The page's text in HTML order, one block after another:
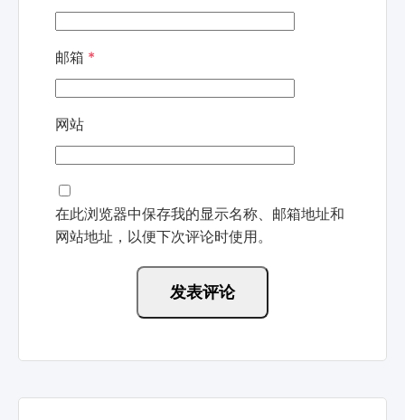
邮箱 *
网站
在此浏览器中保存我的显示名称、邮箱地址和
网站地址，以便下次评论时使用。